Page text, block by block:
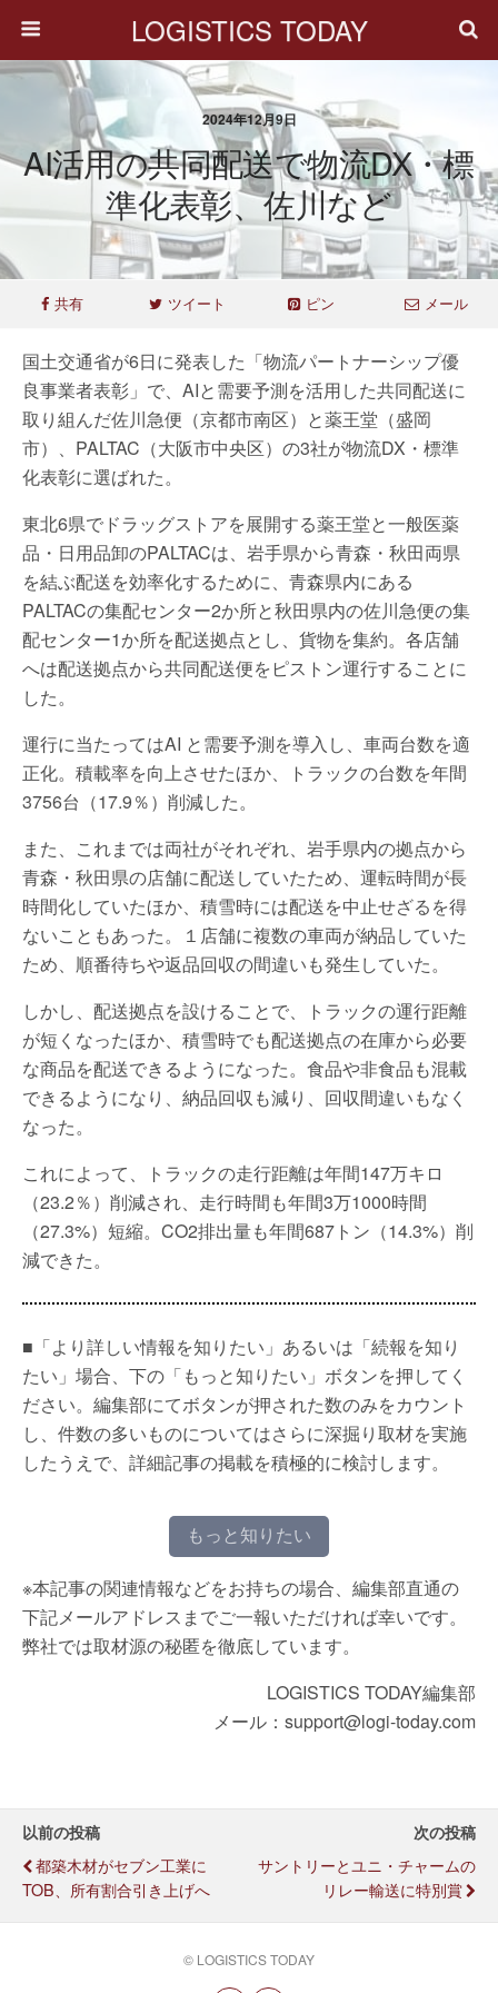
LOGISTICS TODAY
2024年12月9日
AI活用の共同配送で物流DX・標
準化表彰、佐川など
共有 ツイート ピン メール
国土交通省が6日に発表した「物流パートナーシップ優
良事業者表彰」で、AIと需要予測を活用した共同配送に
取り組んだ佐川急便（京都市南区）と薬王堂（盛岡
市）、PALTAC（大阪市中央区）の3社が物流DX・標準
化表彰に選ばれた。
東北6県でドラッグストアを展開する薬王堂と一般医薬
品・日用品卸のPALTACは、岩手県から青森・秋田両県
を結ぶ配送を効率化するために、青森県内にある
PALTACの集配センター2か所と秋田県内の佐川急便の集
配センター1か所を配送拠点とし、貨物を集約。各店舗
へは配送拠点から共同配送便をピストン運行することに
した。
運行に当たってはAI と需要予測を導入し、車両台数を適
正化。積載率を向上させたほか、トラックの台数を年間
3756台（17.9％）削減した。
また、これまでは両社がそれぞれ、岩手県内の拠点から
青森・秋田県の店舗に配送していたため、運転時間が長
時間化していたほか、積雪時には配送を中止せざるを得
ないこともあった。１店舗に複数の車両が納品していた
ため、順番待ちや返品回収の間違いも発生していた。
しかし、配送拠点を設けることで、トラックの運行距離
が短くなったほか、積雪時でも配送拠点の在庫から必要
な商品を配送できるようになった。食品や非食品も混載
できるようになり、納品回収も減り、回収間違いもなく
なった。
これによって、トラックの走行距離は年間147万キロ
（23.2％）削減され、走行時間も年間3万1000時間
（27.3%）短縮。CO2排出量も年間687トン（14.3%）削
減できた。
■「より詳しい情報を知りたい」あるいは「続報を知り
たい」場合、下の「もっと知りたい」ボタンを押してく
ださい。編集部にてボタンが押された数のみをカウント
し、件数の多いものについてはさらに深掘り取材を実施
したうえで、詳細記事の掲載を積極的に検討します。
もっと知りたい
※本記事の関連情報などをお持ちの場合、編集部直通の
下記メールアドレスまでご一報いただければ幸いです。
弊社では取材源の秘匿を徹底しています。
LOGISTICS TODAY編集部
メール：support@logi-today.com
以前の投稿
都築木材がセブン工業に
TOB、所有割合引き上げへ
次の投稿
サントリーとユニ・チャームの
リレー輸送に特別賞
© LOGISTICS TODAY